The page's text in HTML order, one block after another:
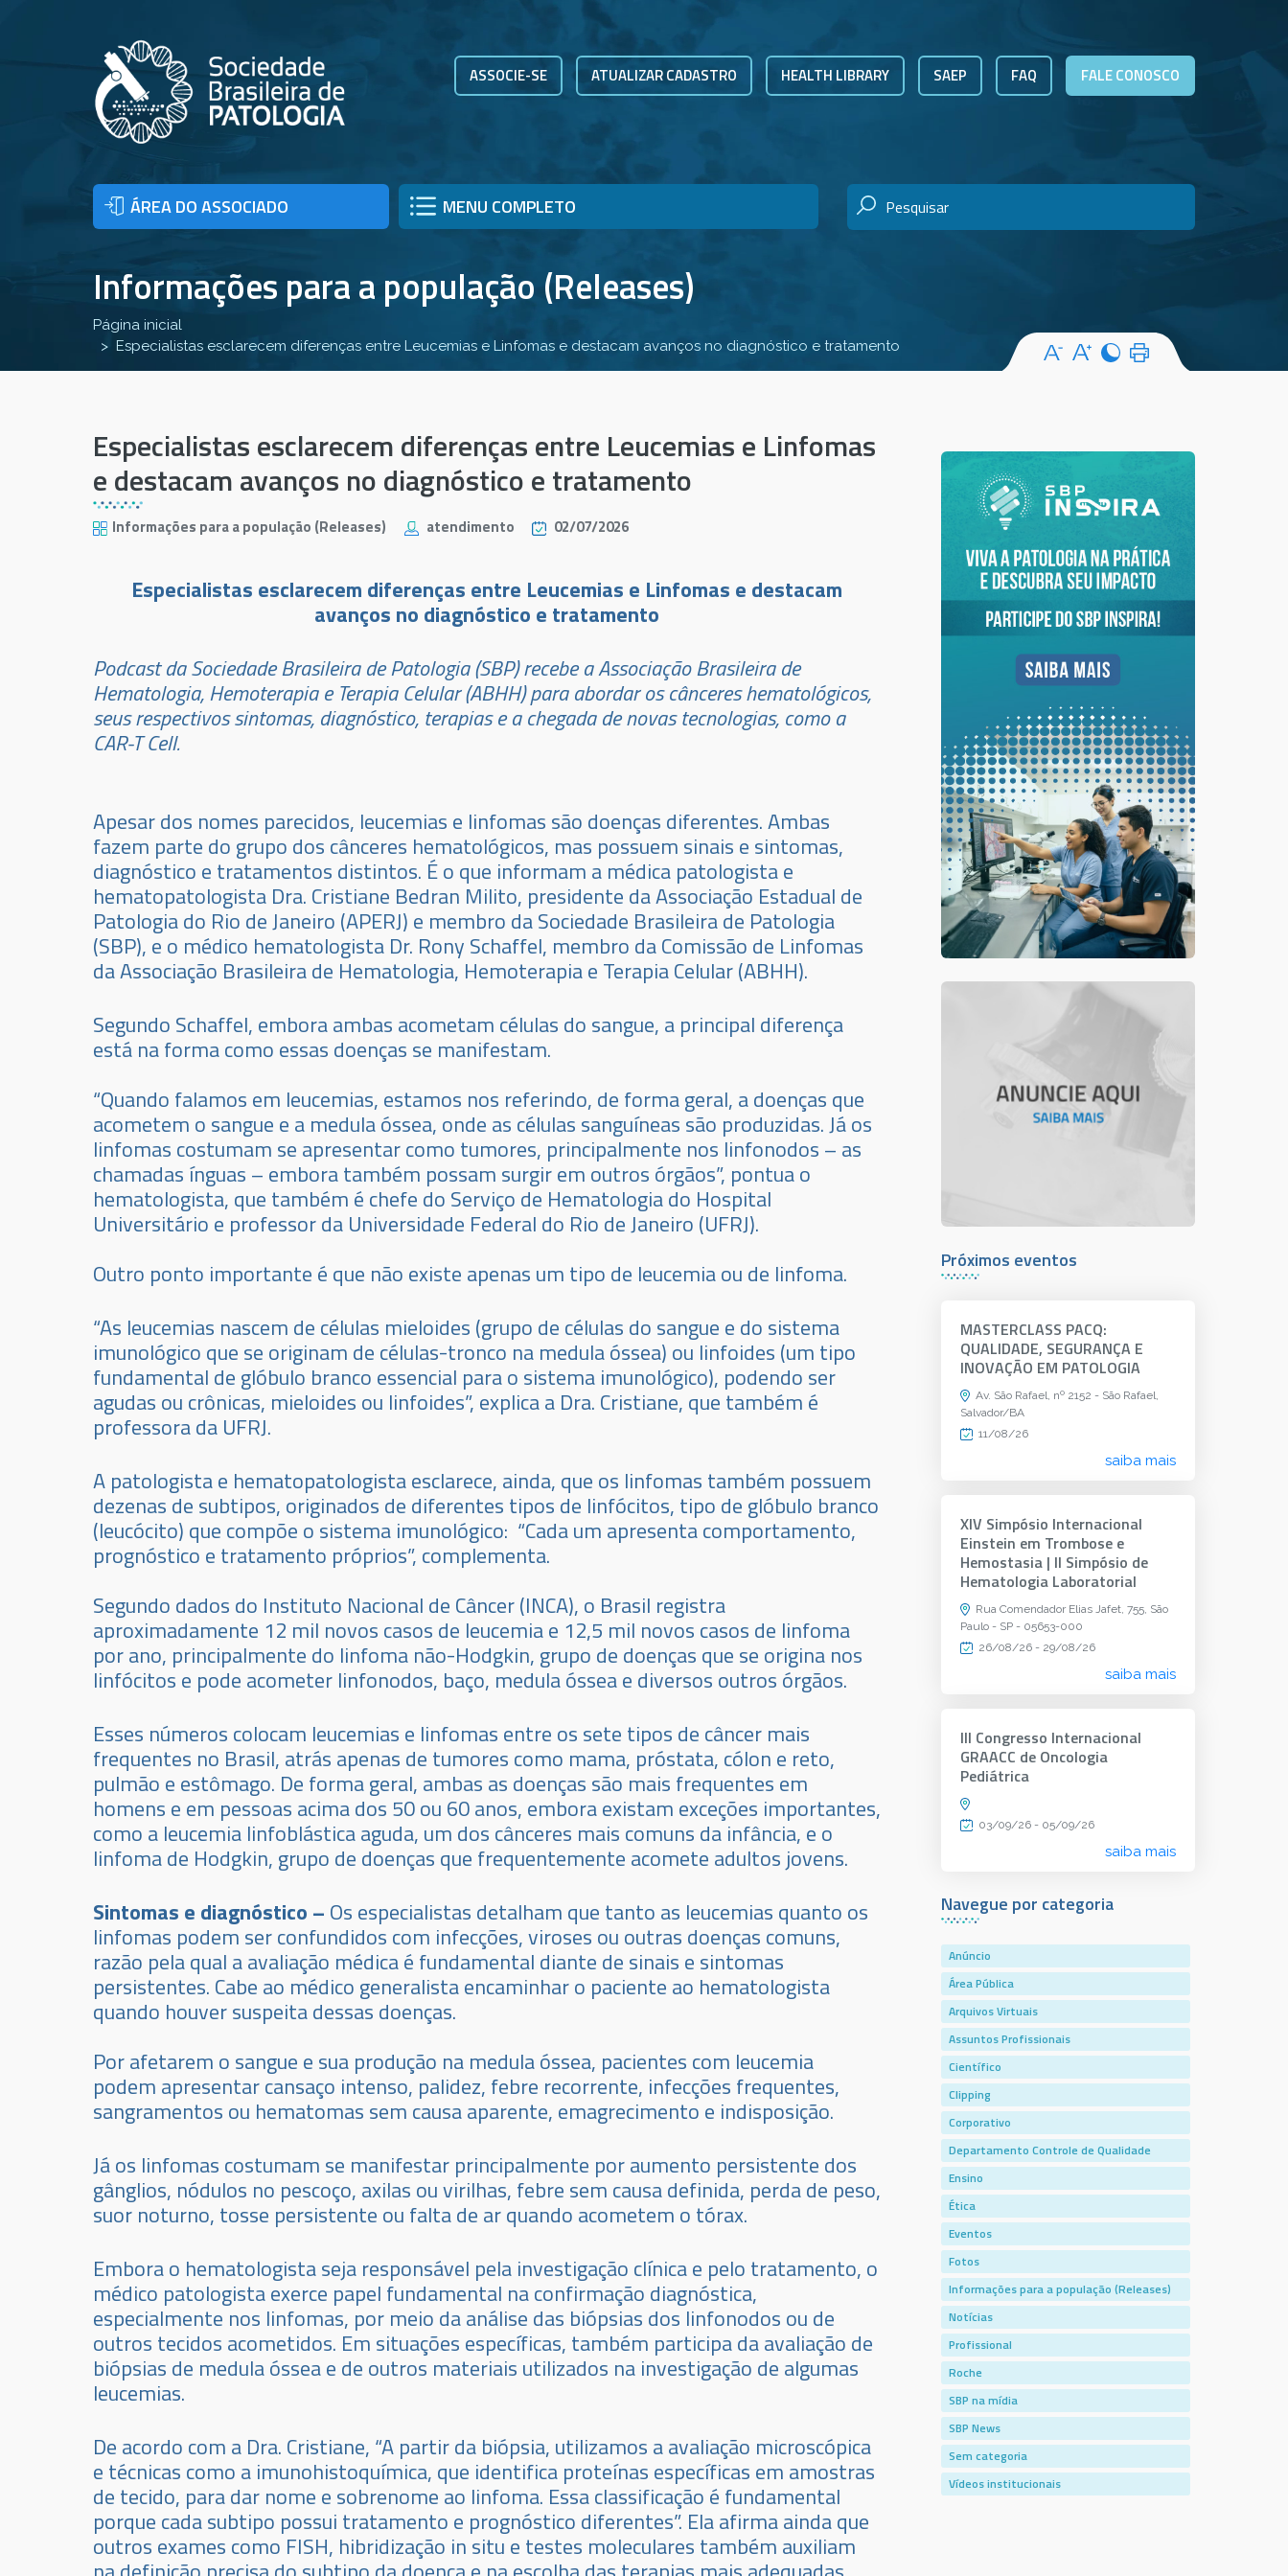
ASSOCIE-SE ATUALIZAR CADASTRO HEALTH LIBRARY SAEP FAQ FALE CONOSCO
ÁREA DO ASSOCIADO MENU COMPLETO
Informações para a população (Releases)
Página inicial
Especialistas esclarecem diferenças entre Leucemias e Linfomas e destacam avanços no diagnóstico e tratamento
Especialistas esclarecem diferenças entre Leucemias e Linfomas
e destacam avanços no diagnóstico e tratamento
Informações para a população (Releases) atendimento 02/07/2026
Especialistas esclarecem diferenças entre Leucemias e Linfomas e destacam
avanços no diagnóstico e tratamento
Podcast da Sociedade Brasileira de Patologia (SBP) recebe a Associação Brasileira de
Hematologia, Hemoterapia e Terapia Celular (ABHH) para abordar os cânceres hematológicos,
seus respectivos sintomas, diagnóstico, terapias e a chegada de novas tecnologias, como a
CAR-T Cell.
Apesar dos nomes parecidos, leucemias e linfomas são doenças diferentes. Ambas
fazem parte do grupo dos cânceres hematológicos, mas possuem sinais e sintomas,
diagnóstico e tratamentos distintos. É o que informam a médica patologista e
hematopatologista Dra. Cristiane Bedran Milito, presidente da Associação Estadual de
Patologia do Rio de Janeiro (APERJ) e membro da Sociedade Brasileira de Patologia
(SBP), e o médico hematologista Dr. Rony Schaffel, membro da Comissão de Linfomas
da Associação Brasileira de Hematologia, Hemoterapia e Terapia Celular (ABHH).
Segundo Schaffel, embora ambas acometam células do sangue, a principal diferença
está na forma como essas doenças se manifestam.
“Quando falamos em leucemias, estamos nos referindo, de forma geral, a doenças que
acometem o sangue e a medula óssea, onde as células sanguíneas são produzidas. Já os
linfomas costumam se apresentar como tumores, principalmente nos linfonodos – as
chamadas ínguas – embora também possam surgir em outros órgãos”, pontua o
hematologista, que também é chefe do Serviço de Hematologia do Hospital
Universitário e professor da Universidade Federal do Rio de Janeiro (UFRJ).
Outro ponto importante é que não existe apenas um tipo de leucemia ou de linfoma.
“As leucemias nascem de células mieloides (grupo de células do sangue e do sistema
imunológico que se originam de células-tronco na medula óssea) ou linfoides (um tipo
fundamental de glóbulo branco essencial para o sistema imunológico), podendo ser
agudas ou crônicas, mieloides ou linfoides”, explica a Dra. Cristiane, que também é
professora da UFRJ.
A patologista e hematopatologista esclarece, ainda, que os linfomas também possuem
dezenas de subtipos, originados de diferentes tipos de linfócitos, tipo de glóbulo branco
(leucócito) que compõe o sistema imunológico: “Cada um apresenta comportamento,
prognóstico e tratamento próprios”, complementa.
Segundo dados do Instituto Nacional de Câncer (INCA), o Brasil registra
aproximadamente 12 mil novos casos de leucemia e 12,5 mil novos casos de linfoma
por ano, principalmente do linfoma não-Hodgkin, grupo de doenças que se origina nos
linfócitos e pode acometer linfonodos, baço, medula óssea e diversos outros órgãos.
Esses números colocam leucemias e linfomas entre os sete tipos de câncer mais
frequentes no Brasil, atrás apenas de tumores como mama, próstata, cólon e reto,
pulmão e estômago. De forma geral, ambas as doenças são mais frequentes em
homens e em pessoas acima dos 50 ou 60 anos, embora existam exceções importantes,
como a leucemia linfoblástica aguda, um dos cânceres mais comuns da infância, e o
linfoma de Hodgkin, grupo de doenças que frequentemente acomete adultos jovens.
Sintomas e diagnóstico – Os especialistas detalham que tanto as leucemias quanto os
linfomas podem ser confundidos com infecções, viroses ou outras doenças comuns,
razão pela qual a avaliação médica é fundamental diante de sinais e sintomas
persistentes. Cabe ao médico generalista encaminhar o paciente ao hematologista
quando houver suspeita dessas doenças.
Por afetarem o sangue e sua produção na medula óssea, pacientes com leucemia
podem apresentar cansaço intenso, palidez, febre recorrente, infecções frequentes,
sangramentos ou hematomas sem causa aparente, emagrecimento e indisposição.
Já os linfomas costumam se manifestar principalmente por aumento persistente dos
gânglios, nódulos no pescoço, axilas ou virilhas, febre sem causa definida, perda de peso,
suor noturno, tosse persistente ou falta de ar quando acometem o tórax.
Embora o hematologista seja responsável pela investigação clínica e pelo tratamento, o
médico patologista exerce papel fundamental na confirmação diagnóstica,
especialmente nos linfomas, por meio da análise das biópsias dos linfonodos ou de
outros tecidos acometidos. Em situações específicas, também participa da avaliação de
biópsias de medula óssea e de outros materiais utilizados na investigação de algumas
leucemias.
De acordo com a Dra. Cristiane, “A partir da biópsia, utilizamos a avaliação microscópica
e técnicas como a imunohistoquímica, que identifica proteínas específicas em amostras
de tecido, para dar nome e sobrenome ao linfoma. Essa classificação é fundamental
porque cada subtipo possui tratamento e prognóstico diferentes”. Ela afirma ainda que
outros exames como FISH, hibridização in situ e testes moleculares também auxiliam
Navegue por categoria
Anúncio
Área Pública
Arquivos Virtuais
Assuntos Profissionais
Científico
Clipping
Corporativo
Departamento Controle de Qualidade
Ensino
Ética
Eventos
Fotos
Informações para a população (Releases)
Notícias
Profissional
Roche
SBP na mídia
SBP News
Sem categoria
Vídeos institucionais
Próximos eventos
MASTERCLASS PACQ:
QUALIDADE, SEGURANÇA E
INOVAÇÃO EM PATOLOGIA
Av. São Rafael, nº 2152 - São Rafael,
Salvador/BA
11/08/26
saiba mais
XIV Simpósio Internacional
Einstein em Trombose e
Hemostasia | II Simpósio de
Hematologia Laboratorial
Rua Comendador Elias Jafet, 755, São
Paulo - SP - 05653-000
26/08/26 - 29/08/26
saiba mais
III Congresso Internacional
GRAACC de Oncologia
Pediátrica
03/09/26 - 05/09/26
saiba mais